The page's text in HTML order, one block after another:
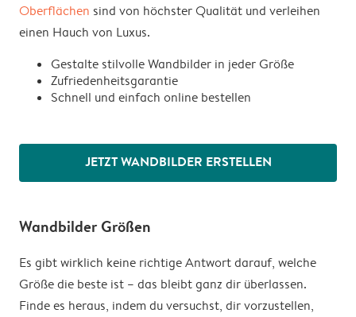
Oberflächen sind von höchster Qualität und verleihen
einen Hauch von Luxus.
Gestalte stilvolle Wandbilder in jeder Größe
Zufriedenheitsgarantie
Schnell und einfach online bestellen
JETZT WANDBILDER ERSTELLEN
Wandbilder Größen
Es gibt wirklich keine richtige Antwort darauf, welche
Größe die beste ist – das bleibt ganz dir überlassen.
Finde es heraus, indem du versuchst, dir vorzustellen,